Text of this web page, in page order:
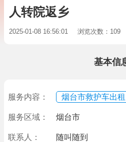
人转院返乡
2025-01-08 16:56:01 浏览次数：109
基本信
服务内容： 烟台市救护车出租
服务区域： 烟台市
联系人： 随叫随到